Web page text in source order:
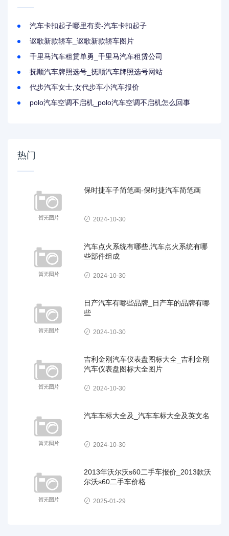
汽车卡扣起子哪里有卖-汽车卡扣起子
讴歌新款轿车_讴歌新款轿车图片
千里马汽车租赁单勇_千里马汽车租赁公司
抚顺汽车牌照选号_抚顺汽车牌照选号网站
代步汽车女士,女代步车小汽车报价
polo汽车空调不启机_polo汽车空调不启机怎么回事
热门
保时捷车子简笔画-保时捷汽车简笔画
2024-10-30
汽车点火系统有哪些,汽车点火系统有哪
些部件组成
2024-10-30
日产汽车有哪些品牌_日产车的品牌有哪
些
2024-10-30
吉利金刚汽车仪表盘图标大全_吉利金刚
汽车仪表盘图标大全图片
2024-10-30
汽车车标大全及_汽车车标大全及英文名
2024-10-30
2013年沃尔沃s60二手车报价_2013款沃
尔沃s60二手车价格
2025-01-29